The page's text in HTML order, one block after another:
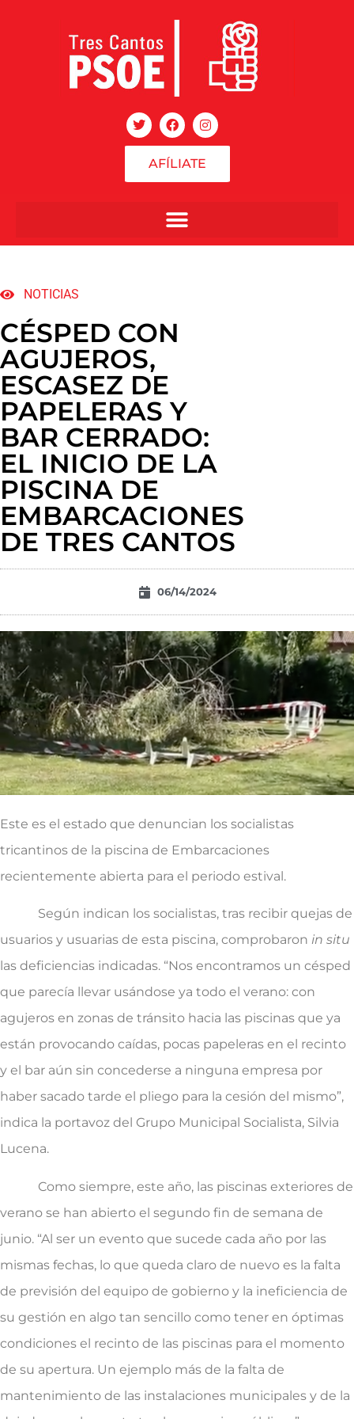
AFÍLIATE
NOTICIAS
CÉSPED CON
AGUJEROS,
ESCASEZ DE
PAPELERAS Y
BAR CERRADO:
EL INICIO DE LA
PISCINA DE
EMBARCACIONES
DE TRES CANTOS
06/14/2024
Este es el estado que denuncian los socialistas
tricantinos de la piscina de Embarcaciones
recientemente abierta para el periodo estival.
Según indican los socialistas, tras recibir quejas de
usuarios y usuarias de esta piscina, comprobaron in situ
las deficiencias indicadas. “Nos encontramos un césped
que parecía llevar usándose ya todo el verano: con
agujeros en zonas de tránsito hacia las piscinas que ya
están provocando caídas, pocas papeleras en el recinto
y el bar aún sin concederse a ninguna empresa por
haber sacado tarde el pliego para la cesión del mismo”,
indica la portavoz del Grupo Municipal Socialista, Silvia
Lucena.
Como siempre, este año, las piscinas exteriores de
verano se han abierto el segundo fin de semana de
junio. “Al ser un evento que sucede cada año por las
mismas fechas, lo que queda claro de nuevo es la falta
de previsión del equipo de gobierno y la ineficiencia de
su gestión en algo tan sencillo como tener en óptimas
condiciones el recinto de las piscinas para el momento
de su apertura. Un ejemplo más de la falta de
mantenimiento de las instalaciones municipales y de la